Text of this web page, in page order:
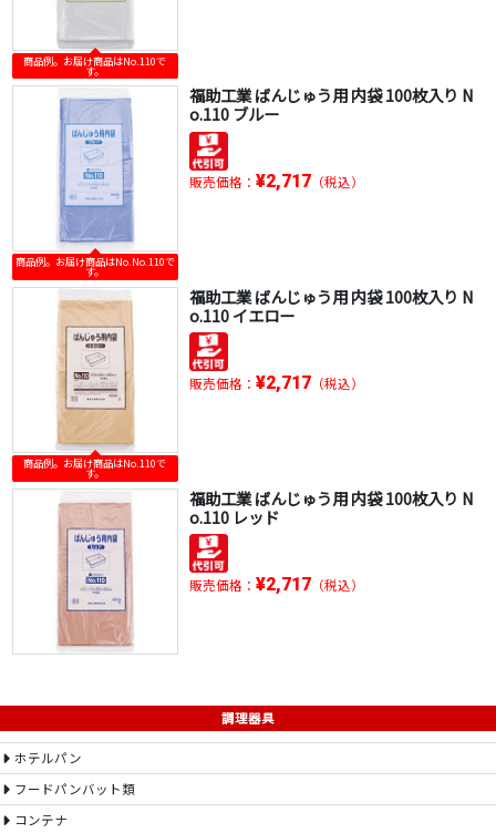
商品例。お届け商品はNo.110で
す。
商品例。お届け商品はNo.No.110で
す。
福助工業 ばんじゅう用 内袋 100枚入り N
o.110 ブルー
販売価格： ¥2,717（税込）
商品例。お届け商品はNo.110で
す。
福助工業 ばんじゅう用 内袋 100枚入り N
o.110 イエロー
販売価格： ¥2,717（税込）
福助工業 ばんじゅう用 内袋 100枚入り N
o.110 レッド
販売価格： ¥2,717（税込）
調理器具
ホテルパン
フードパンバット類
コンテナ